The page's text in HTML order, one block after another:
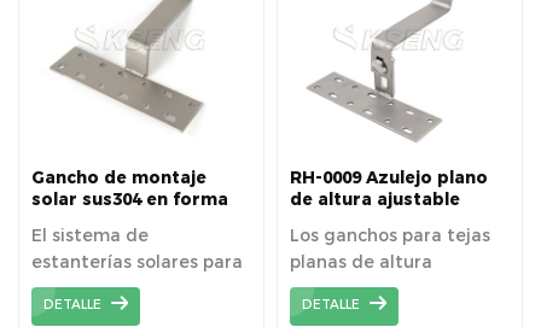
Gancho de montaje
solar sus304 en forma
de pizarra
El sistema de
estanterías solares para
techos está diseñado
específicamente para
DETALLE
RH-0009 Azulejo plano
de altura ajustable
SUS 304Hook
Los ganchos para tejas
planas de altura
ajustable doble son más
convenientes para
DETALLE